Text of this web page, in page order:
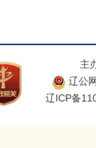
主
辽公
辽ICP备